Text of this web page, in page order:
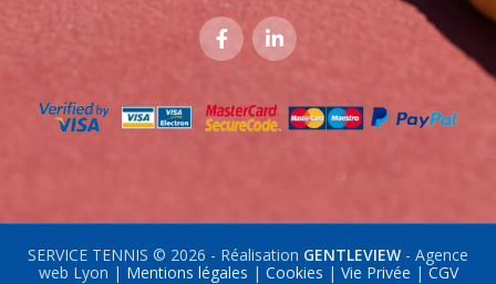
SERVICE TENNIS © 2026 - Réalisation GENTLEVIEW - Agence
web Lyon | Mentions légales | Cookies | Vie Privée |CGV